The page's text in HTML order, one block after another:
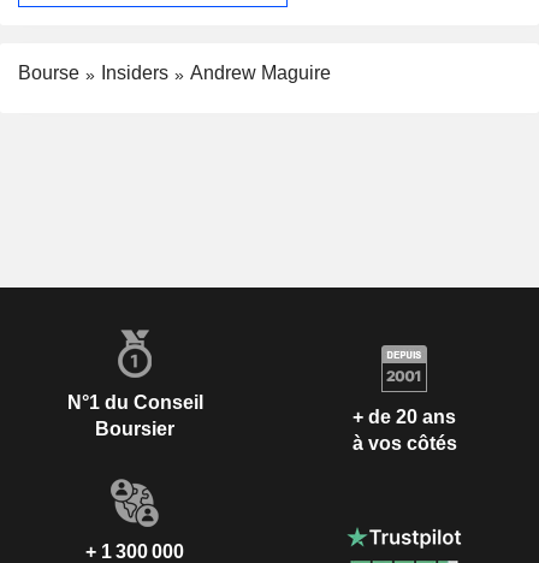
Bourse Insiders Andrew Maguire
N°1 du Conseil
Boursier
+ de 20 ans
à vos côtés
+ 1 300 000